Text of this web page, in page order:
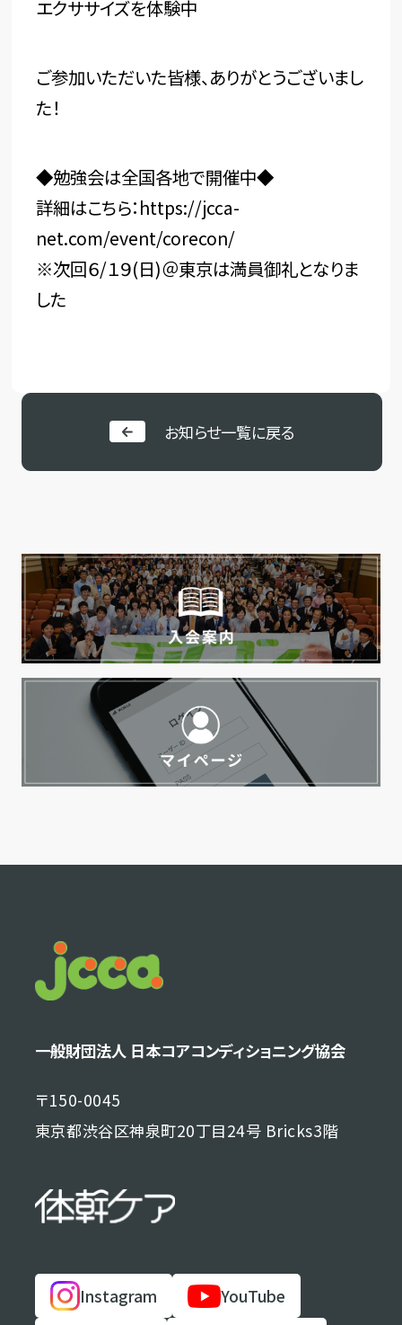
エクササイズを体験中
ご参加いただいた皆様、ありがとうございまし
た！
◆勉強会は全国各地で開催中◆
詳細はこちら：https://jcca-
net.com/event/corecon/
※次回６/１９(日)＠東京は満員御礼となりま
した
お知らせ一覧に戻る
一般財団法人 日本コアコンディショニング協会
〒150-0045
東京都渋谷区神泉町20丁目24号 Bricks3階
Instagram YouTube